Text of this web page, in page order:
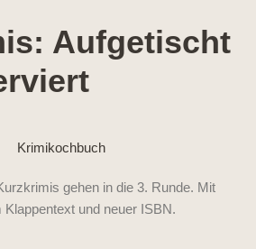
Aufgetischt
gehen in die 3. Runde. Mit
und neuer ISBN.